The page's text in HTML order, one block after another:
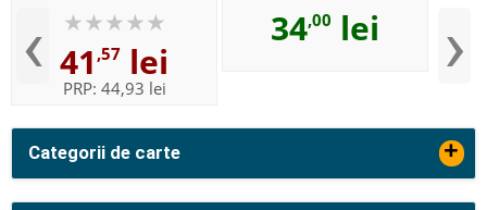
Categorii de carte +
‹ 41 ,57 lei
PRP: 44,93 lei
34,00 lei ›